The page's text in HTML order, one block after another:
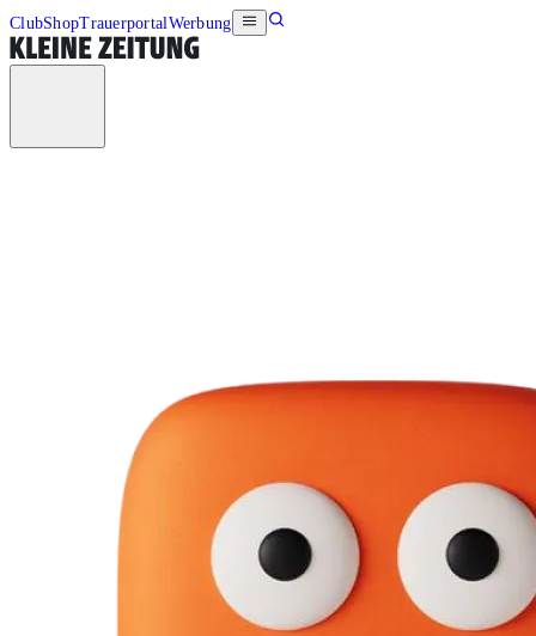
ClubShopTrauerportalWerbung